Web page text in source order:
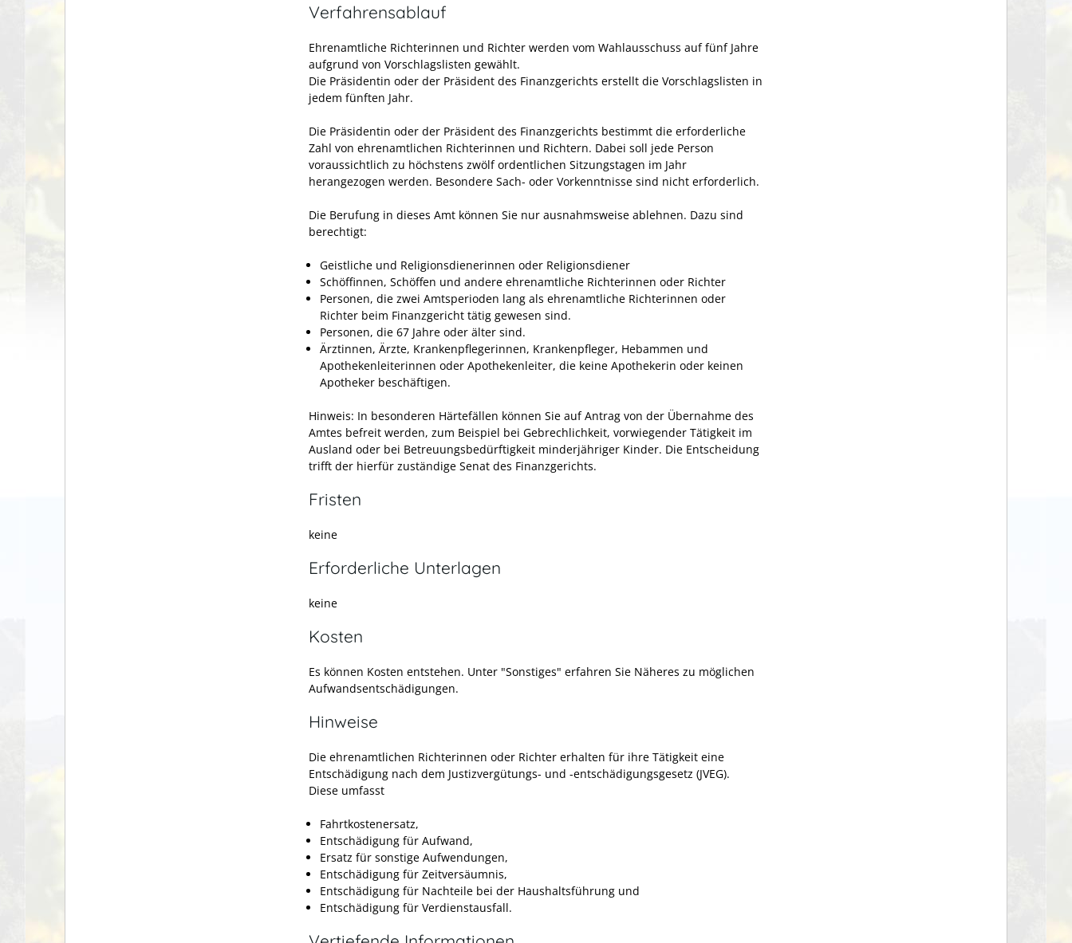
Verfahrensablauf
Ehrenamtliche Richterinnen und Richter werden vom Wahlausschuss auf fünf Jahre
aufgrund von Vorschlagslisten gewählt.
Die Präsidentin oder der Präsident des Finanzgerichts erstellt die Vorschlagslisten in
jedem fünften Jahr.
Die Präsidentin oder der Präsident des Finanzgerichts bestimmt die erforderliche
Zahl von ehrenamtlichen Richterinnen und Richtern. Dabei soll jede Person
voraussichtlich zu höchstens zwölf ordentlichen Sitzungstagen im Jahr
herangezogen werden. Besondere Sach- oder Vorkenntnisse sind nicht erforderlich.
Die Berufung in dieses Amt können Sie nur ausnahmsweise ablehnen. Dazu sind
berechtigt:
Geistliche und Religionsdienerinnen oder Religionsdiener
Schöffinnen, Schöffen und andere ehrenamtliche Richterinnen oder Richter
Personen, die zwei Amtsperioden lang als ehrenamtliche Richterinnen oder
Richter beim Finanzgericht tätig gewesen sind.
Personen, die 67 Jahre oder älter sind.
Ärztinnen, Ärzte, Krankenpflegerinnen, Krankenpfleger, Hebammen und
Apothekenleiterinnen oder Apothekenleiter, die keine Apothekerin oder keinen
Apotheker beschäftigen.
Hinweis: In besonderen Härtefällen können Sie auf Antrag von der Übernahme des
Amtes befreit werden, zum Beispiel bei Gebrechlichkeit, vorwiegender Tätigkeit im
Ausland oder bei Betreuungsbedürftigkeit minderjähriger Kinder. Die Entscheidung
trifft der hierfür zuständige Senat des Finanzgerichts.
Fristen
keine
Erforderliche Unterlagen
keine
Kosten
Es können Kosten entstehen. Unter "Sonstiges" erfahren Sie Näheres zu möglichen
Aufwandsentschädigungen.
Hinweise
Die ehrenamtlichen Richterinnen oder Richter erhalten für ihre Tätigkeit eine
Entschädigung nach dem Justizvergütungs- und -entschädigungsgesetz (JVEG).
Diese umfasst
Fahrtkostenersatz,
Entschädigung für Aufwand,
Ersatz für sonstige Aufwendungen,
Entschädigung für Zeitversäumnis,
Entschädigung für Nachteile bei der Haushaltsführung und
Entschädigung für Verdienstausfall.